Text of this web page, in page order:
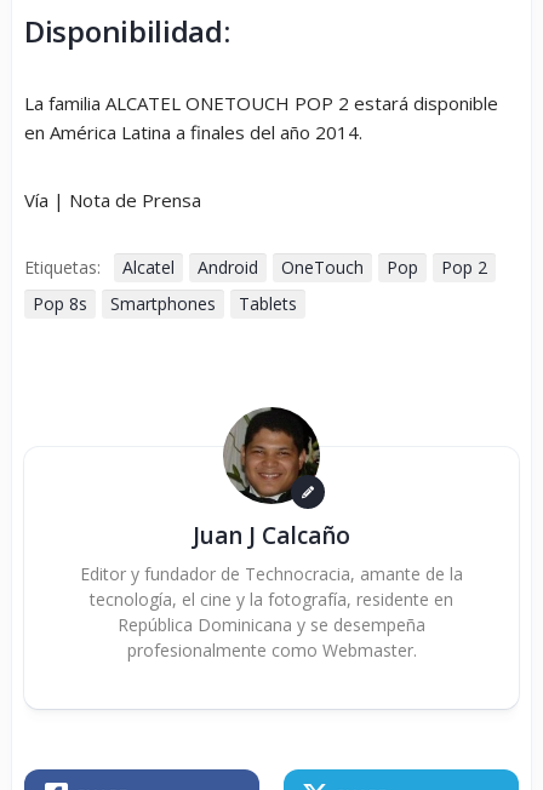
Disponibilidad:
La familia ALCATEL ONETOUCH POP 2 estará disponible
en América Latina a finales del año 2014.
Vía | Nota de Prensa
Etiquetas: Alcatel Android OneTouch Pop
Pop 2
Pop 8s
Smartphones Tablets
Juan J Calcaño
Editor y fundador de Technocracia, amante de la
tecnología, el cine y la fotografía, residente en
República Dominicana y se desempeña
profesionalmente como Webmaster.